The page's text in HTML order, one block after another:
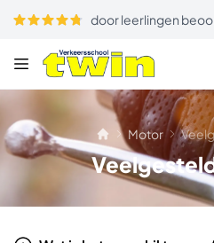
door leerlingen
Motor